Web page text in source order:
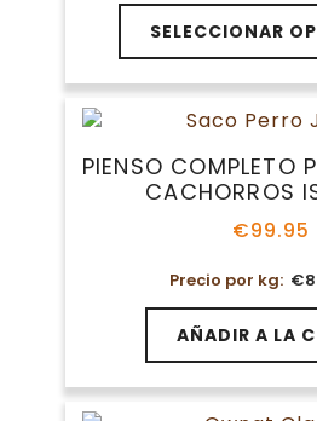
SELECCIONAR
Este
producto
tiene
múltiples
variantes.
opciones
página
de
producto
PIENSO COMPLETO
CACHORROS
€99.95
Precio por kg: €
AÑADIR A LA